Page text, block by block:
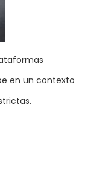
en un contexto